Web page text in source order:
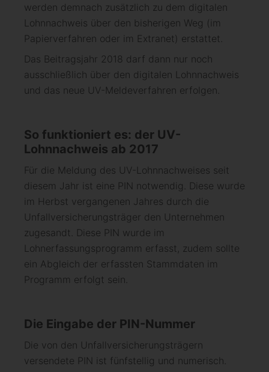
werden demnach zusätzlich zu dem digitalen
Lohnnachweis über den bisherigen Weg (im
Papierverfahren oder im Extranet) erstattet.
Das Beitragsjahr 2018 darf dann nur noch
ausschließlich über den digitalen Lohnnachweis
und das neue UV-Meldeverfahren erfolgen.
So funktioniert es: der UV-
Lohnnachweis ab 2017
Für die Meldung des UV-Lohnnachweises seit
diesem Jahr ist eine PIN notwendig. Diese wurde
im Herbst vergangenen Jahres durch die
Unfallversicherungsträger den Unternehmen
zugesandt. Diese PIN wurde im
Lohnerfassungsprogramm erfasst, zudem sollte
ein Abgleich der erfassten Stammdaten im
Programm erfolgt sein.
Die Eingabe der PIN-Nummer
Die von den Unfallversicherungsträgern
versendete PIN ist fünfstellig und numerisch.